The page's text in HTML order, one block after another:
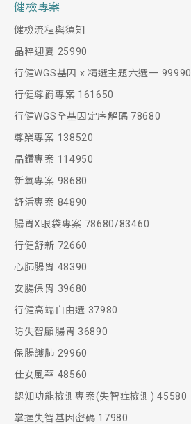
健檢專案
健檢流程與須知
晶粹迎夏 25990
行健WGS基因 x 精選主題六選一 99990
行健尊爵專案 161650
行健WGS全基因定序解碼 78680
尊榮專案 138520
晶鑽專案 114950
新氧專案 98680
舒活專案 84890
腸胃X眼袋專案 78680/83460
行健舒新 72660
心肺腸胃 48390
安腸保胃 39680
行健高端自由選 37980
防失智顧腸胃 36890
保腸護肺 29960
仕女風華 48560
認知功能檢測專案(失智症檢測) 45580
掌握失智基因密碼 17980